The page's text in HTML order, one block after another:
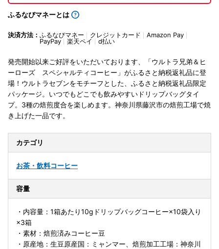
ふるなびマネーとは
決済方法： ふるなびマネー クレジットカード
Amazon Pay
PayPay
楽天ペイ d払い
発売開始以来ご好評をいただいております、「ウルトラ兄弟＆ヒ
ーローズ スペシャルティコーヒー」がふるさと納税返礼品に登
場！ウルトラセブンをモチーフとした、ふるさと納税返礼品限定
パッケージ。いつでもどこでも飲みやすいドリップバッグタイ
プ。3種の焙煎度合を楽しめます。神奈川県藤沢市の焙煎工場で焼
き上げた一品です。
カテゴリ
お茶・飲料コーヒー
容量
・内容量：1箱あたり10gドリップバッグコーヒー×10袋入り
×3箱
・素材：焙煎済みコーヒー豆
・原産地：生豆原産国：ミャンマー、焙煎加工工場：神奈川